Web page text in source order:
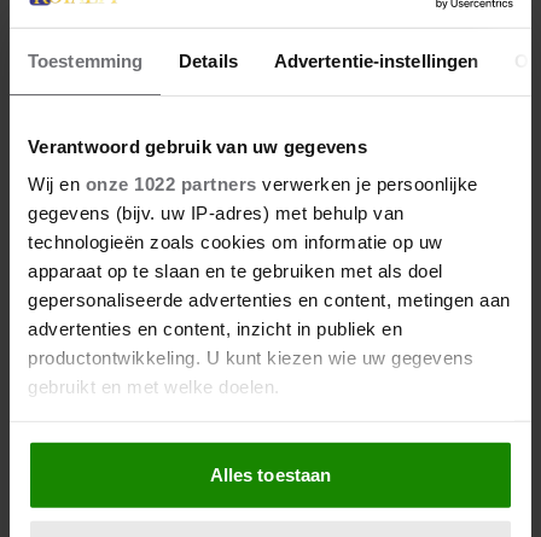
Toestemming Details Advertentie-instellingen
Verantwoord gebruik van uw gegevens
Wij en onze 1022 partners verwerken je persoonlijke
gegevens (bijv. uw IP-adres) met behulp van
technologieën zoals cookies om informatie op uw
apparaat op te slaan en te gebruiken met als doel
gepersonaliseerde advertenties en content, metingen aan
advertenties en content, inzicht in publiek en
productontwikkeling. U kunt kiezen wie uw gegevens
gebruikt en met welke doelen.
Als u het toestaat, willen we ook graag:
Informatie verzamelen over uw geografische
locatie, die tot een paar meter nauwkeurig kan zijn
Alles toestaan
VAN PRINSES LAURENTIEN